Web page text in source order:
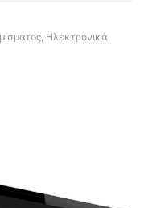
Ηλεκτρονικά